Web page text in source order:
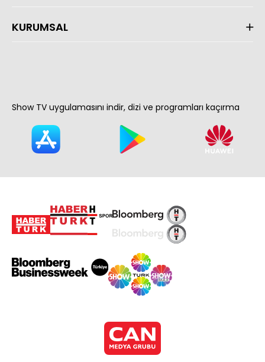
KURUMSAL
Show TV uygulamasını indir, dizi ve programları kaçırma